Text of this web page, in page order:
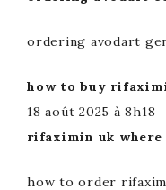
ordering avodart
how to buy
18 août 2025 à 8h18
rifaximin uk where
how to order